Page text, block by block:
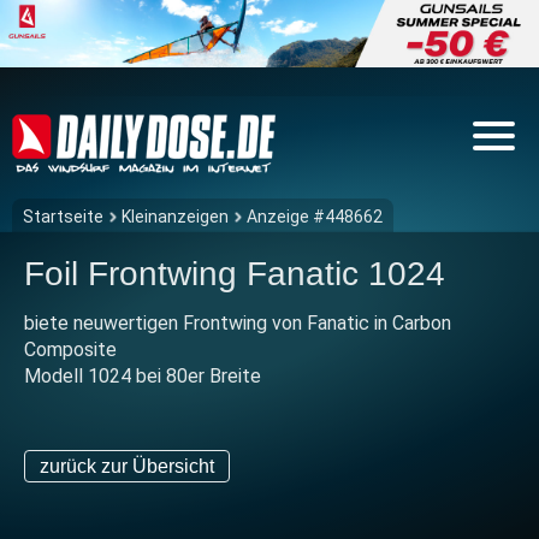
Startseite Kleinanzeigen Anzeige #448662
Foil Frontwing Fanatic 1024
biete neuwertigen Frontwing von Fanatic in Carbon
Composite
Modell 1024 bei 80er Breite
zurück zur Übersicht